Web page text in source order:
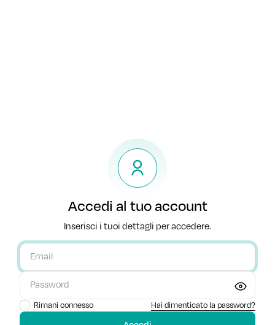
Accedi al tuo account
Inserisci i tuoi dettagli per accedere.
Rimani connesso Hai dimenticato la password?